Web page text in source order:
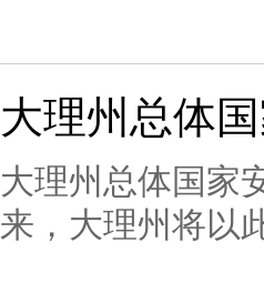
大理州总体
大理州总体国家
来，大理州将以